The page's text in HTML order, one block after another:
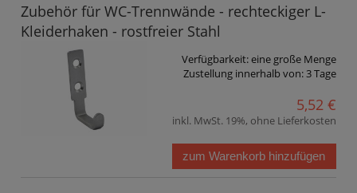
Zubehör für WC-Trennwände - rechteckiger L-
Kleiderhaken - rostfreier Stahl
Verfügbarkeit:eine große Menge
Zustellung innerhalb von: 3 Tage
5,52 €
inkl. MwSt. 19%, ohne Lieferkosten
zum Warenkorb hinzufügen